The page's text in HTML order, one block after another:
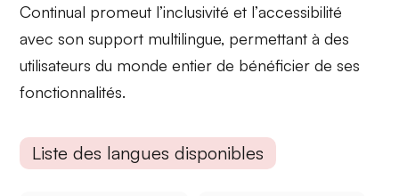
Continual promeut l’inclusivité et l’accessibilité
avec son support multilingue, permettant à des
utilisateurs du monde entier de bénéficier de ses
fonctionnalités.
Liste des langues disponibles